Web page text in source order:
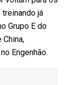
já
Grupo E do
Engenhão.